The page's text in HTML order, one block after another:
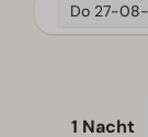
Kühl-/
Do 27-
1 Nacht